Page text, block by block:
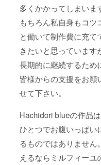
多くかかってしまいま
もちろん私自身もコツ
と働いて制作費に充て
きたいと思っています
長期的に継続するため
皆様からの支援をお願
せて下さい。
Hachidori blueの作品
ひとつでお腹いっぱい
るものではありません
えるならミルフィーユ